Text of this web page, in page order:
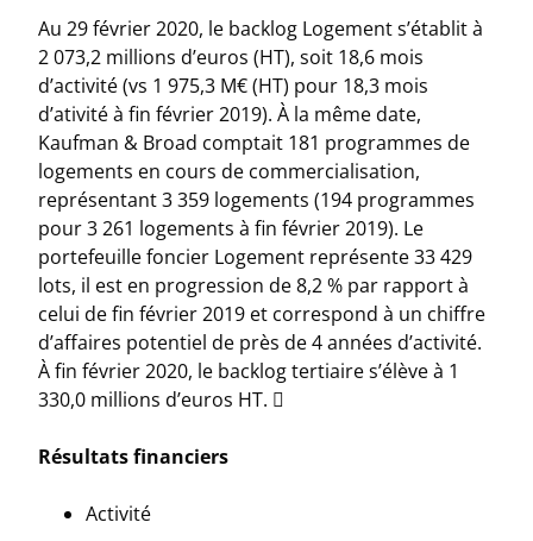
Au 29 février 2020, le backlog Logement s’établit à
2 073,2 millions d’euros (HT), soit 18,6 mois
d’activité (vs 1 975,3 M€ (HT) pour 18,3 mois
d’ativité à fin février 2019). À la même date,
Kaufman & Broad comptait 181 programmes de
logements en cours de commercialisation,
représentant 3 359 logements (194 programmes
pour 3 261 logements à fin février 2019). Le
portefeuille foncier Logement représente 33 429
lots, il est en progression de 8,2 % par rapport à
celui de fin février 2019 et correspond à un chiffre
d’affaires potentiel de près de 4 années d’activité.
À fin février 2020, le backlog tertiaire s’élève à 1
330,0 millions d’euros HT. 
Résultats financiers
Activité